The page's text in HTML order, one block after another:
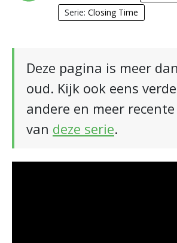
Serie: Closing Time
Deze pagina is meer
oud. Kijk ook eens
andere en meer
van deze serie.